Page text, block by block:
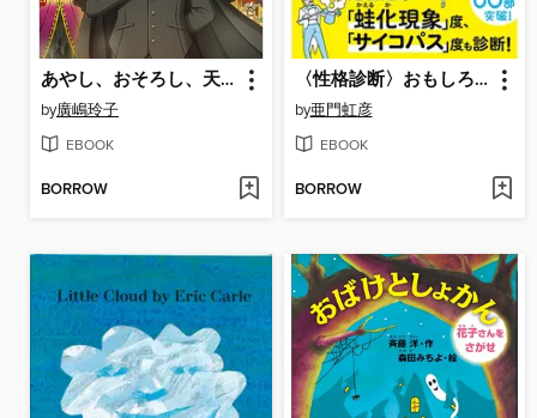
あやし、おそろし、天獄園
by廣嶋玲子
EBOOK
BORROW
〈性格診断〉おもしろ心理テスト
by亜門虹彦
EBOOK
BORROW